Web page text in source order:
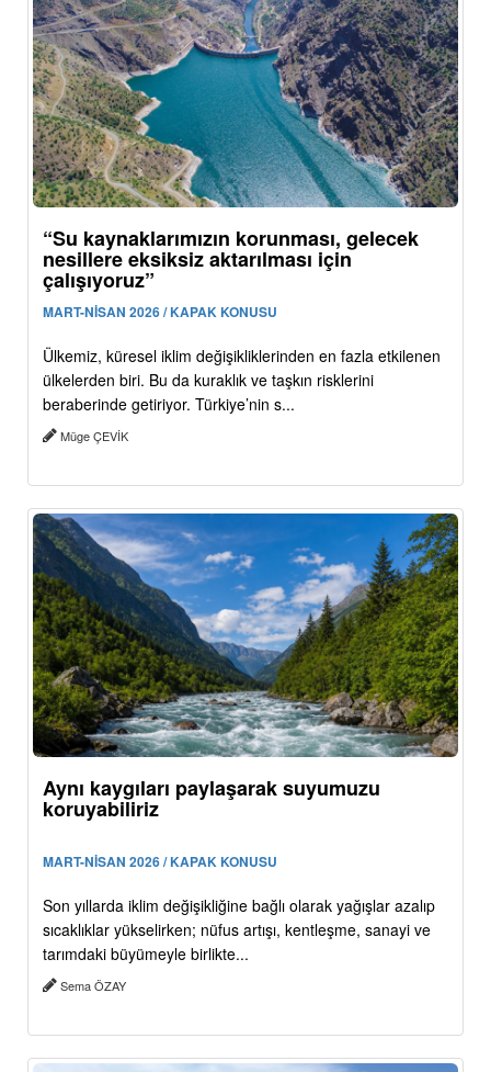
“Su kaynaklarımızın korunması, gelecek
nesillere eksiksiz aktarılması için
çalışıyoruz”
MART-NİSAN 2026 / KAPAK KONUSU
Ülkemiz, küresel iklim değişikliklerinden en fazla etkilenen
ülkelerden biri. Bu da kuraklık ve taşkın risklerini
beraberinde getiriyor. Türkiye’nin s...
Müge ÇEVİK
Aynı kaygıları paylaşarak suyumuzu
koruyabiliriz
MART-NİSAN 2026 / KAPAK KONUSU
Son yıllarda iklim değişikliğine bağlı olarak yağışlar azalıp
sıcaklıklar yükselirken; nüfus artışı, kentleşme, sanayi ve
tarımdaki büyümeyle birlikte...
Sema ÖZAY